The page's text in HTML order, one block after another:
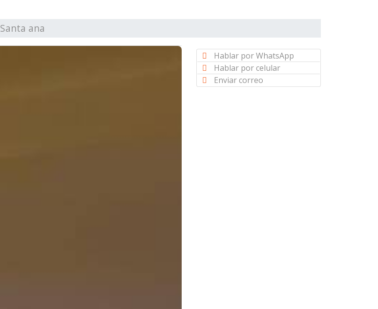
Santa ana
Hablar por WhatsApp
Hablar por celular
Enviar correo